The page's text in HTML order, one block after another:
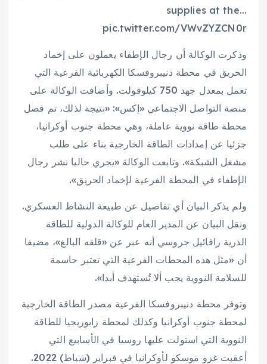
supplies at the…
pic.twitter.com/VWvZYZCN0r
وذكرت الوكالة ‌أن رجال ‌الإطفاء يعملون ​على ‌إخماد
الحريق ⁠في محطة ​دنيبروفسكا الكهربائية ⁠الفرعية التي
تعمل بمعدل جهد 750 كيلوفولت. وأضافت الوكالة على
منصة التواصل الاجتماعي «إكس»: «نتيجة لذلك، تم فصل
محطة طاقة نووية عاملة، وهي محطة ⁠جنوب أوكرانيا،
جزئيا عن إمدادات ‌الطاقة الخارجية ‌بناء على طلب ​
مشغل الشبكة». وتابعت ‌الوكالة «يجري حاليا نشر رجال
الإطفاء ‌في المحطة الفرعية لإخماد الحريق».
ولم يذكر البيان أي تفاصيل عن طبيعة النشاط العسكري.
ونقل البيان عن المدير ‌العام للوكالة الدولية للطاقة
الذرية رافائيل جروسي أنه عبر ⁠عن «قلقه ⁠البالغ»، مضيفا
أن «مثل هذه المحطات الفرعية التي تعتبر حاسمة
للسلامة النووية يجب ألا تُستهدف أبدا».
وتوفر محطة دنيبروفسكا الفرعية مصدر الطاقة الخارجية
لمحطة جنوب أوكرانيا وكذلك لمحطة زابوريجيا للطاقة
النووية التي استولت عليها روسيا في الأسابيع التي
أعقبت ​غزو ​موسكو لأوكرانيا في فبراير (شباط) 2022.